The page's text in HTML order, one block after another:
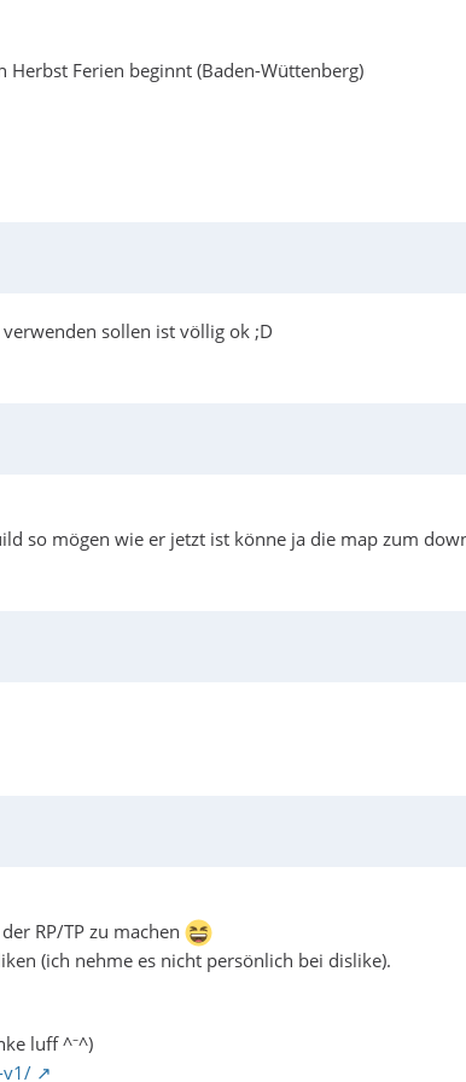
Ferien beginnt (Baden-Wüttenberg)
sollen ist völlig ok ;D
so mögen wie er jetzt ist könne ja die map zum
RP/TP zu machen
(ich nehme es nicht persönlich bei dislike).
luff ^⁻^)
v1/